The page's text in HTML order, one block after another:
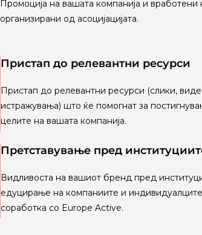
Промоција на вашата компанија и вработени
организирани од асоцијацијата.
Пристап до релевантни ресурси
Пристап до релевантни ресурси (слики,
истражувања) што ќе помогнат за
целите на вашата компанија.
Претставување пред
Видливоста на вашиот бренд пред
едуцирање на компаниите и
соработка со Europe Active. ​